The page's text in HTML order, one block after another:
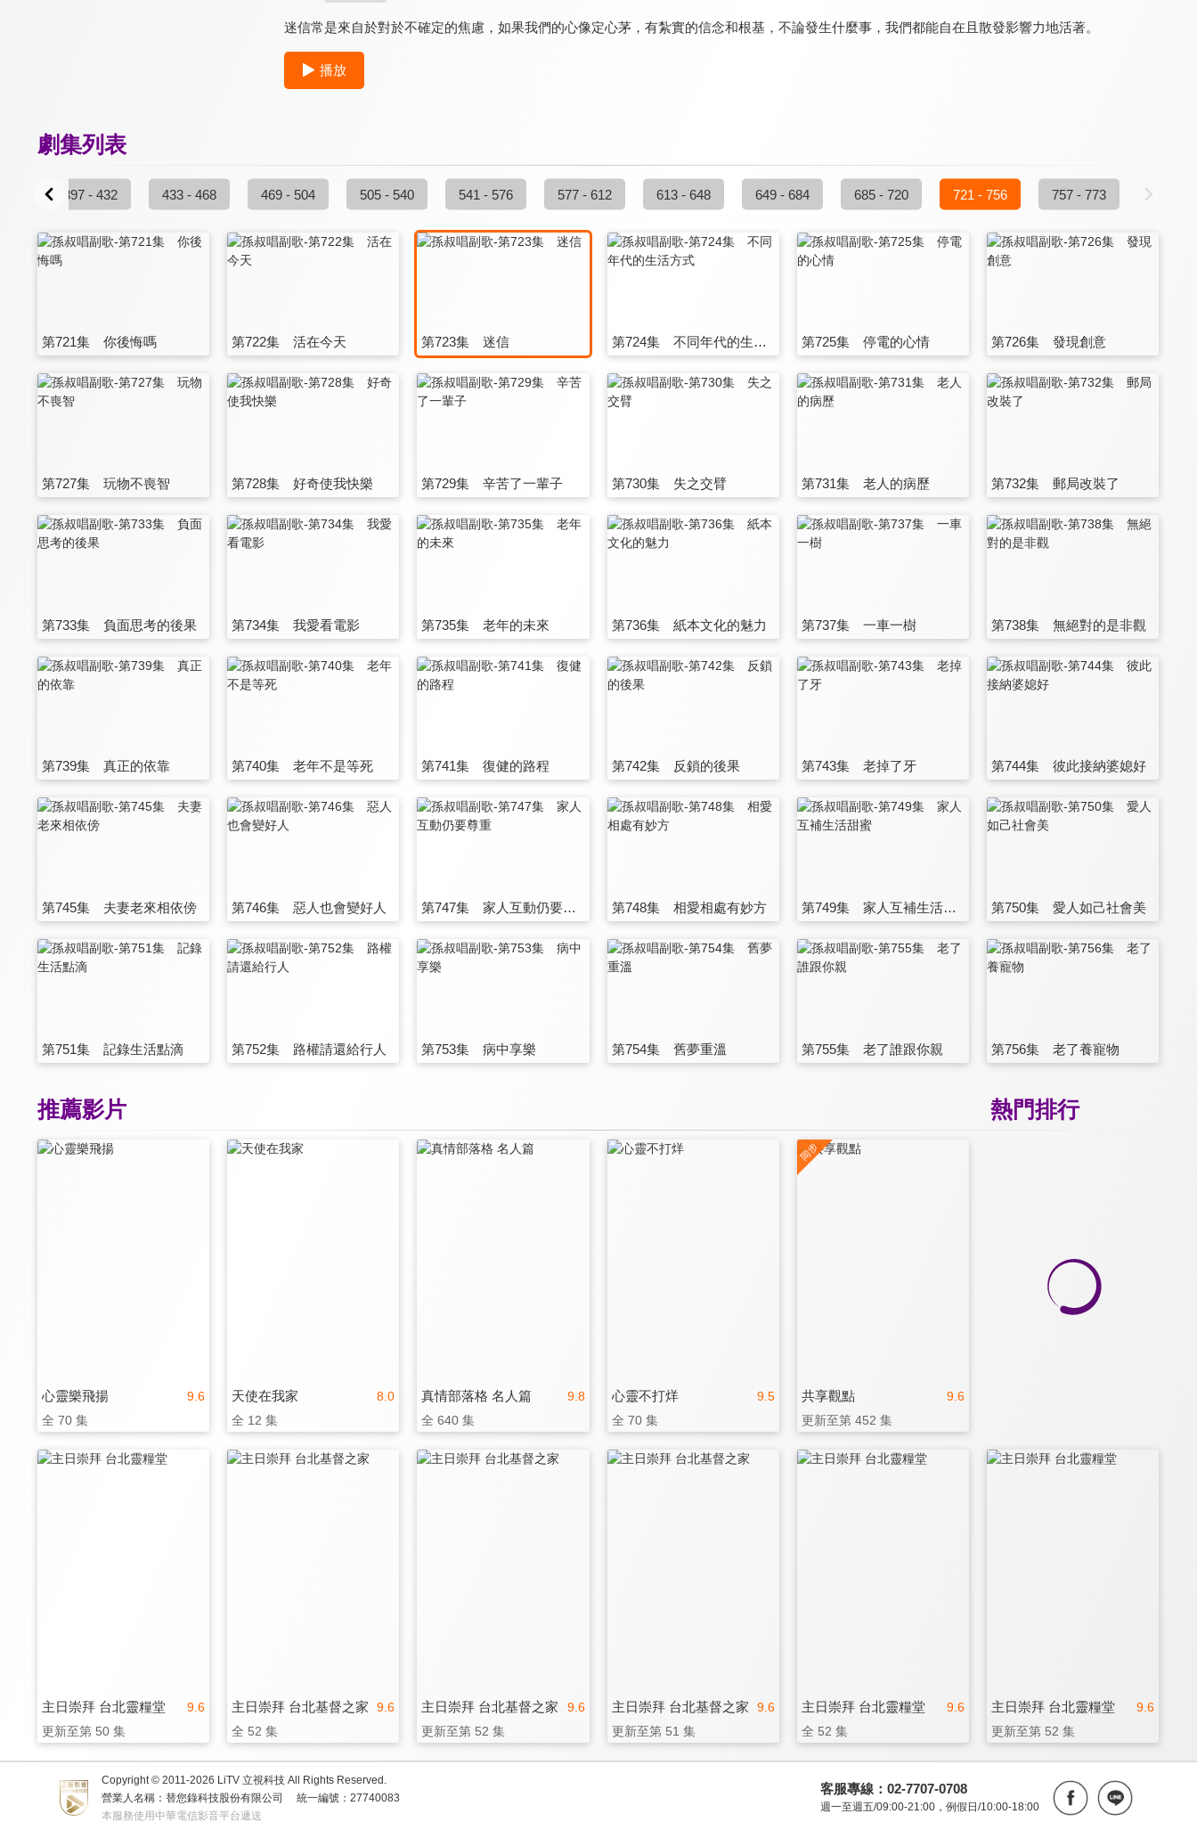
全 52 集
迷信常是來自於對於不確定的焦慮，如果我們的心像定心茅，有紮實的信念和根基，不論發生什麼事，我們都能自在且散發影響力地活著。
播放
劇集列表
397 - 432 433 - 468 469 - 504 505 - 540 541 - 576 577 - 612 613 - 648 649 - 684 685 - 720 721 - 756 757 - 773
第721集 你後悔嗎 第722集 活在今天 第723集 迷信 第724集 不同年代的生活方式 第725集 停電的心情 第726集 發現創意
第727集 玩物不喪智 第728集 好奇使我快樂 第729集 辛苦了一輩子 第730集 失之交臂 第731集 老人的病歷 第732集 郵局改裝了
第733集 負面思考的後果 第734集 我愛看電影 第735集 老年的未來 第736集 紙本文化的魅力 第737集 一車一樹 第738集 無絕對的是非觀
第739集 真正的依靠 第740集 老年不是等死 第741集 復健的路程 第742集 反鎖的後果 第743集 老掉了牙 第744集 彼此接納婆媳好
第745集 夫妻老來相依傍 第746集 惡人也會變好人 第747集 家人互動仍要尊重 第748集 相愛相處有妙方 第749集 家人互補生活甜蜜 第750集 愛人如己社會美
第751集 記錄生活點滴 第752集 路權請還給行人 第753集 病中享樂 第754集 舊夢重溫 第755集 老了誰跟你親 第756集 老了養寵物
熱門排行
推薦影片
9.6
心靈樂飛揚
全 70 集
8.0
天使在我家
全 12 集
9.8
真情部落格 名人篇
全 640 集
9.5
心靈不打烊
全 70 集
9.6
共享觀點
更新至第 452 集
9.6
主日崇拜 台北靈糧堂
更新至第 50 集
9.6
主日崇拜 台北基督之家
全 52 集
9.6
主日崇拜 台北基督之家
更新至第 52 集
9.6
主日崇拜 台北基督之家
更新至第 51 集
9.6
主日崇拜 台北靈糧堂
全 52 集
9.6
主日崇拜 台北靈糧堂
更新至第 52 集
Copyright © 2011-2026 LiTV 立視科技 All Rights Reserved.
營業人名稱：替您錄科技股份有限公司
統一編號：27740083
本服務使用中華電信影音平台遞送
客服專線：02-7707-0708
週一至週五/09:00-21:00，例假日/10:00-18:00